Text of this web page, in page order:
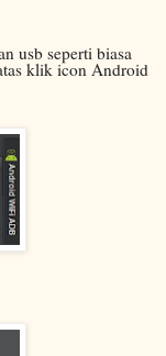
usb seperti biasa
klik icon Android